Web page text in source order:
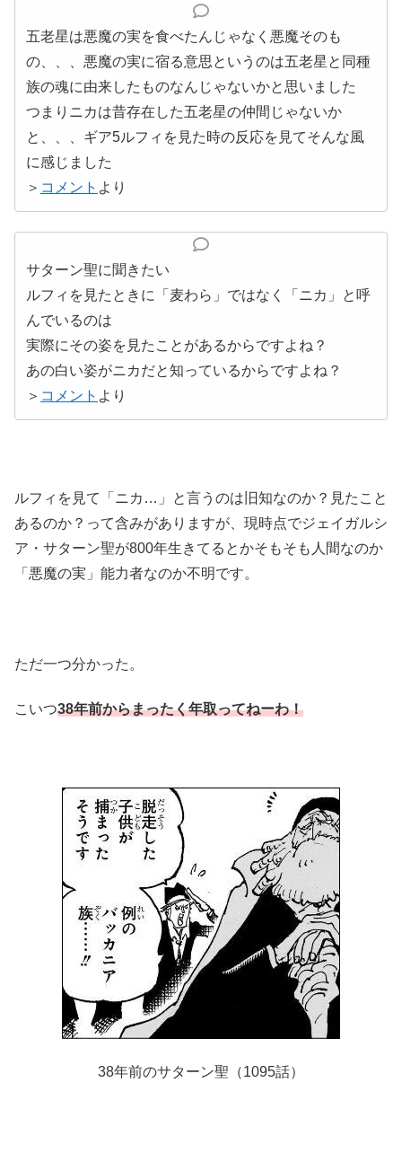
五老星は悪魔の実を食べたんじゃなく悪魔そのも
の、、、悪魔の実に宿る意思というのは五老星と同種
族の魂に由来したものなんじゃないかと思いました
つまりニカは昔存在した五老星の仲間じゃないか
と、、、ギア5ルフィを見た時の反応を見てそんな風
に感じました
＞ コメント より
サターン聖に聞きたい
ルフィを見たときに「麦わら」ではなく「ニカ」と呼
んでいるのは
実際にその姿を見たことがあるからですよね？
あの白い姿がニカだと知っているからですよね？
＞ コメント より
ルフィを見て「ニカ…」と言うのは旧知なのか？見たこと
あるのか？って含みがありますが、現時点でジェイガルシ
ア・サターン聖が800年生きてるとかそもそも人間なのか
「悪魔の実」能力者なのか不明です。
ただ一つ分かった。
こいつ38年前からまったく年取ってねーわ！
38年前のサターン聖（1095話）